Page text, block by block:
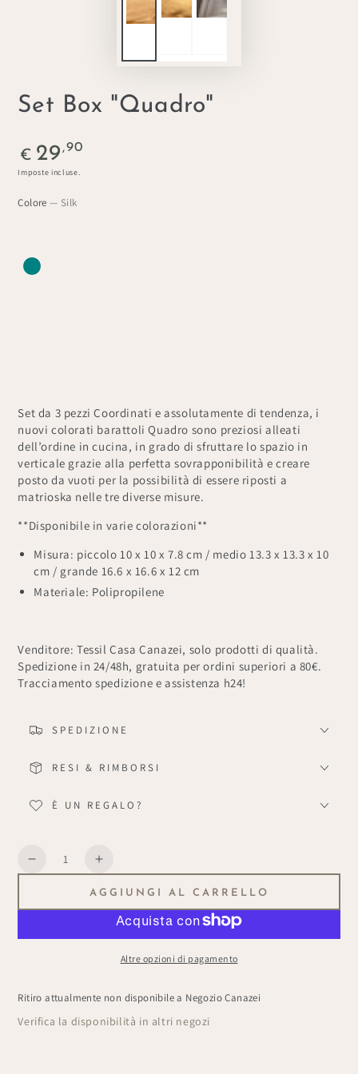
Set Box "Quadro"
Prezzo
regolare
€ 29 ,90
Imposte incluse.
Colore— Silk
Set da 3 pezzi Coordinati e assolutamente di tendenza, i
nuovi colorati barattoli Quadro sono preziosi alleati
dell’ordine in cucina, in grado di sfruttare lo spazio in
verticale grazie alla perfetta sovrapponibilità e creare
posto da vuoti per la possibilità di essere riposti a
matrioska nelle tre diverse misure.
**Disponibile in varie colorazioni**
Misura: piccolo 10 x 10 x 7.8 cm / medio 13.3 x 13.3 x 10
cm / grande 16.6 x 16.6 x 12 cm
Materiale: Polipropilene
Venditore: Tessil Casa Canazei, solo prodotti di qualità.
Spedizione in 24/48h, gratuita per ordini superiori a 80€.
Tracciamento spedizione e assistenza h24!
SPEDIZIONE
RESI & RIMBORSI
È UN REGALO?
Quantità
Diminuisce
&quot;Quadro&quot;
Aumenta
quantità
per
&quot;Quadro&quot;
AGGIUNGI AL CARRELLO
Altre opzioni di pagamento
Ritiro attualmente non disponibile a Negozio Canazei
Verifica la disponibilità in altri negozi